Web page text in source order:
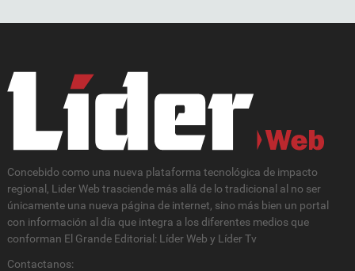
Concebido como una nueva plataforma tecnológica de impacto
regional, Lider Web trasciende más allá de lo tradicional al no ser
únicamente una nueva página de internet, sino más bien un portal
con información al día que integra a los diferentes medios que
conforman El Grande Editorial: Líder Web y Líder Tv
Contactanos: